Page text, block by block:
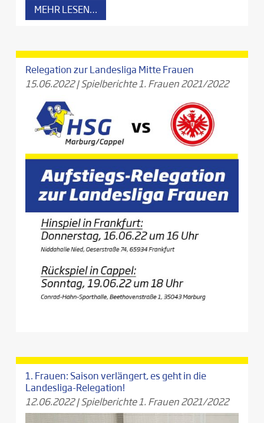
MEHR LESEN…
Relegation zur Landesliga Mitte Frauen
15.06.2022|Spielberichte 1. Frauen 2021/2022
1. Frauen: Saison verlängert, es geht in die
Landesliga-Relegation!
12.06.2022|Spielberichte 1. Frauen 2021/2022